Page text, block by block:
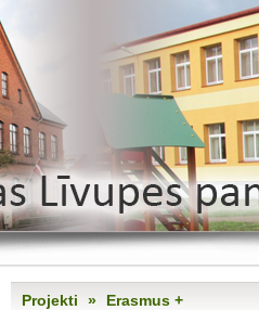
Projekti » Erasmus +